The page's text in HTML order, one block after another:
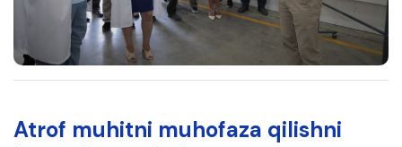
Atrof muhitni muhofaza qilishni